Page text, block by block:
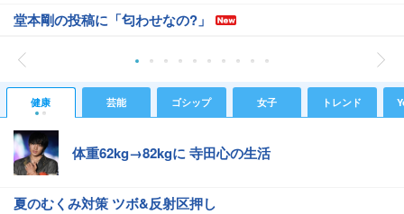
堂本剛の投稿に「匂わせなの?」
健康 芸能 ゴシップ 女子 トレンド
体重62kg→82kgに 寺田心の生活
夏のむくみ対策 ツボ&反射区押し